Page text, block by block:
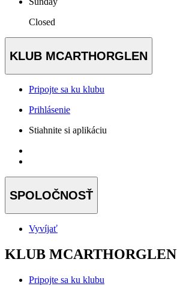
Closed
KLUB MCARTHORGLEN
Pripojte sa ku klubu
Prihlásenie
Stiahnite si aplikáciu
SPOLOČNOSŤ
Vyvíjať
KLUB MCARTHORGLEN
Pripojte sa ku klubu